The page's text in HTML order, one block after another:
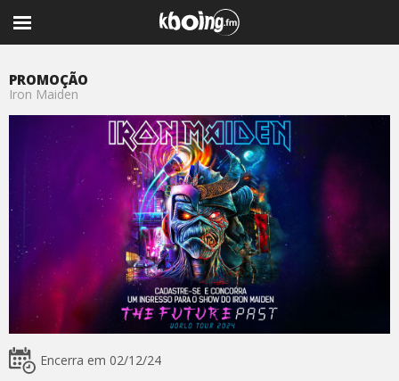
PROMOÇÃO
Iron Maiden
Encerra em 02/12/24